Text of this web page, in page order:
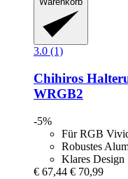
3.0 (1)
Chihiros
WRGB2
-5%
Für RGB
Robustes
Klares Design
€ 67,44 € 70,99